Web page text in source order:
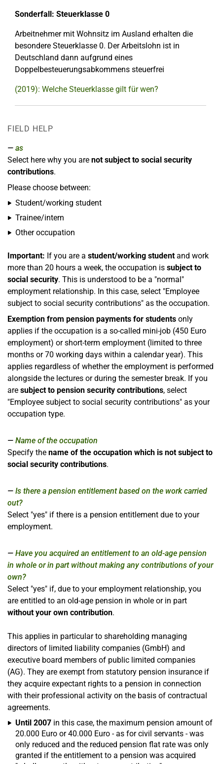
Sonderfall: Steuerklasse 0
Arbeitnehmer mit Wohnsitz im Ausland erhalten die
besondere Steuerklasse 0. Der Arbeitslohn ist in
Deutschland dann aufgrund eines
Doppelbesteuerungsabkommens steuerfrei
(2019): Welche Steuerklasse gilt für wen?
FIELD HELP
as
Select here why you are not subject to social security
contributions.
Please choose between:
Student/working student
Trainee/intern
Other occupation
Important: If you are a student/working studentand work
more than 20 hours a week, the occupation is subject to
social security. This is understood to be a "normal"
employment relationship. In this case, select "Employee
subject to social security contributions" as the occupation.
Exemption from pension payments for students only
applies if the occupation is a so-called mini-job (450 Euro
employment) or short-term employment (limited to three
months or 70 working days within a calendar year). This
applies regardless of whether the employment is performed
alongside the lectures or during the semester break. If you
are subject to pension security contributions, select
"Employee subject to social security contributions" as your
occupation type.
Name of the occupation
Specify the name of the occupation which is not subject to
social security contributions.
Is there a pension entitlement based on the work carried
out?
Select "yes" if there is a pension entitlement due to your
employment.
Have you acquired an entitlement to an old-age pension
in whole or in part without making any contributions of your
own?
Select "yes" if, due to your employment relationship, you
are entitled to an old-age pension in whole or in part
without your own contribution.
This applies in particular to shareholding managing
directors of limited liability companies (GmbH) and
executive board members of public limited companies
(AG). They are exempt from statutory pension insurance if
they acquire expectant rights to a pension in connection
with their professional activity on the basis of contractual
agreements.
Until 2007 in this case, the maximum pension amount of
20.000 Euro or 40.000 Euro - as for civil servants - was
only reduced and the reduced pension flat rate was only
granted if the entitlement to a pension was acquired